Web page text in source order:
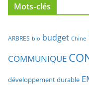
Mots-clés
ARBRES bio budget Chine
COMMUNIQUE
développement durable